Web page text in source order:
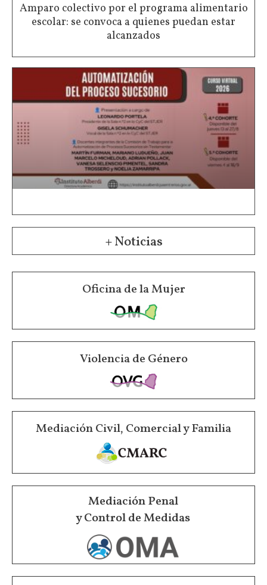
Amparo colectivo por el programa alimentario
escolar: se convoca a quienes puedan estar
alcanzados
+ Noticias
Oficina de la Mujer
Violencia de Género
Mediación Civil, Comercial y Familia
Mediación Penal
y Control de Medidas